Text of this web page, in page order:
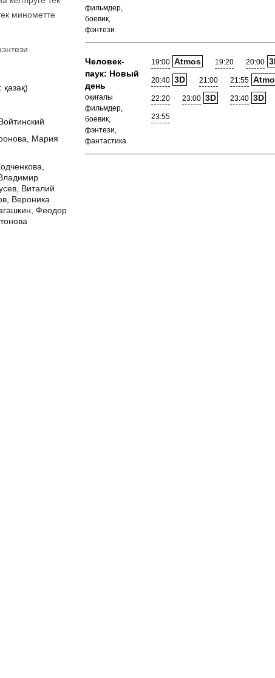
минометте
Мария
Виталий
Вероника
Феодор
фильмдер,
боевик,
фэнтези
Человек-
паук: Новый
день
оқиғалы
фильмдер,
боевик,
фэнтези,
фантастика
19:00 Atmos 19:20 20:00
20:40 3D 21:00 21:55
22:20 23:00 3D 23:40 3D
23:55